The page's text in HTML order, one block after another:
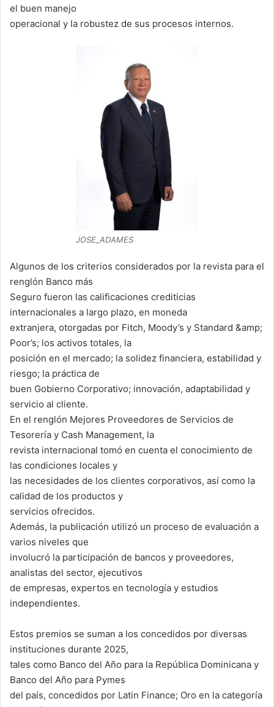
el buen manejo
operacional y la robustez de sus procesos internos.
JOSE_ADAMES
Algunos de los criterios considerados por la revista para el
renglón Banco más
Seguro fueron las calificaciones crediticias
internacionales a largo plazo, en moneda
extranjera, otorgadas por Fitch, Moody’s y Standard &amp;
Poor’s; los activos totales, la
posición en el mercado; la solidez financiera, estabilidad y
riesgo; la práctica de
buen Gobierno Corporativo; innovación, adaptabilidad y
servicio al cliente.
En el renglón Mejores Proveedores de Servicios de
Tesorería y Cash Management, la
revista internacional tomó en cuenta el conocimiento de
las condiciones locales y
las necesidades de los clientes corporativos, así como la
calidad de los productos y
servicios ofrecidos.
Además, la publicación utilizó un proceso de evaluación a
varios niveles que
involucró la participación de bancos y proveedores,
analistas del sector, ejecutivos
de empresas, expertos en tecnología y estudios
independientes.
Estos premios se suman a los concedidos por diversas
instituciones durante 2025,
tales como Banco del Año para la República Dominicana y
Banco del Año para Pymes
del país, concedidos por Latin Finance; Oro en la categoría